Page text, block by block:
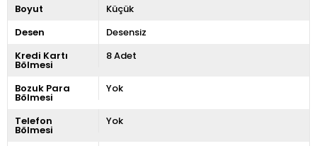
Boyut
Küçük
Desen
Desensiz
Kredi Kartı
Bölmesi
8 Adet
Bozuk Para
Bölmesi
Yok
Telefon
Bölmesi
Yok